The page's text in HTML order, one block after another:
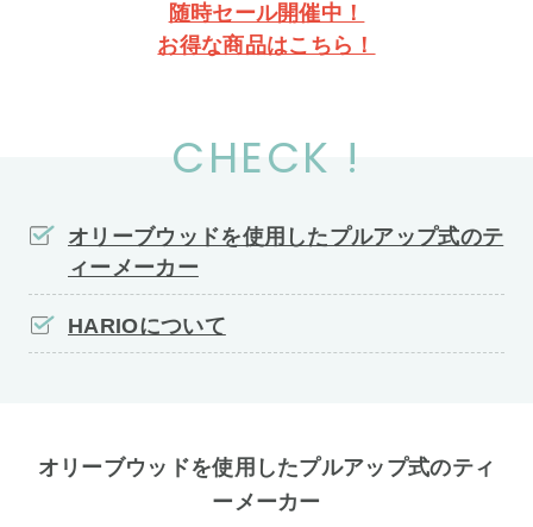
随時セール開催中！
お得な商品はこちら！
CHECK !
オリーブウッドを使用したプルアップ式のテ
ィーメーカー
HARIOについて
オリーブウッドを使用したプルアップ式のティ
ーメーカー